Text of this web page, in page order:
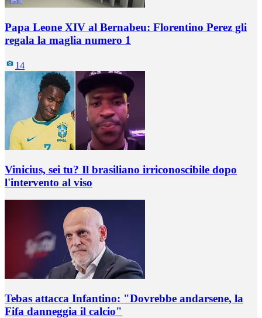
Papa Leone XIV al Bernabeu: Florentino Perez gli
regala la maglia numero 1
14
Vinicius, sei tu? Il brasiliano irriconoscibile dopo
l'intervento al viso
Tebas attacca Infantino: "Dovrebbe andarsene, la
Fifa danneggia il calcio"